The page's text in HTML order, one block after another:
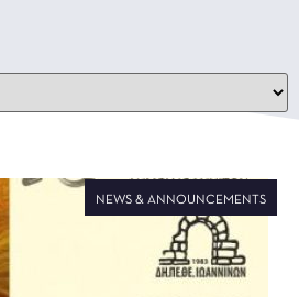
NEWS & ANNOUNCEMENTS